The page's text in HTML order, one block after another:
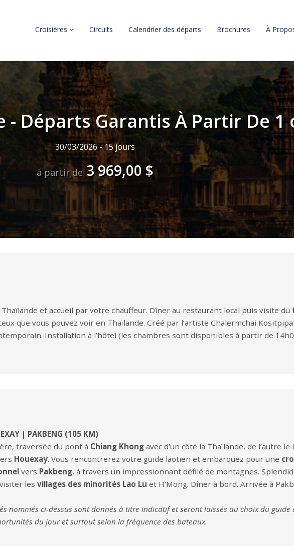
Croisières Circuits Calendrier des départs Brochures À
- Départs Garantis À Partir De 1
30/03/2026 - 15 jours
à partir de3 969,00 $
et accueil par votre chauffeur. Dîner au restaurant local puis visite du
que vous pouvez voir en Thaïlande. Créé par l’artiste Chalermchai
Installation à l’hôtel (les chambres sont disponibles à partir de
| PAKBENG (105 KM)
traversée du pont à Chiang Khong avec d’un côté la Thaïlande, de l’autre le
Houexay. Vous rencontrerez votre guide laotien et embarquez pour une
vers Pakbeng, à travers un impressionnant défilé de montagnes.
les villages des minorités Lao Lu et H’Mong. Dîner à bord. Arrivée à
nommés ci-dessus sont donnés à titre indicatif et seront laissés au choix du guide
du jour et surtout selon la fréquence des bateaux.